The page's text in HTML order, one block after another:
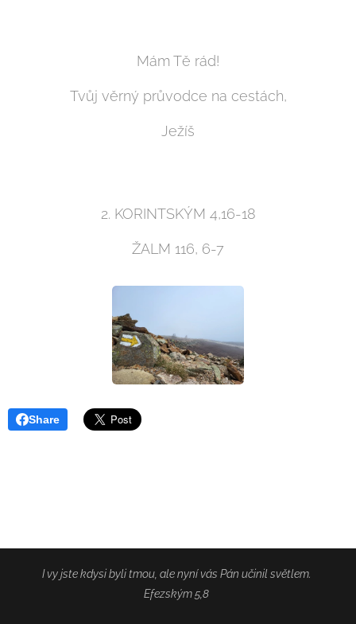
Mám Tě rád!
Tvůj věrný průvodce na cestách,
Ježíš
2. KORINTSKÝM 4,16-18
ŽALM 116, 6-7
Share
I vy jste kdysi byli tmou, ale nyní vás Pán učinil světlem.
Efezským 5,8